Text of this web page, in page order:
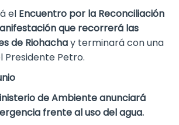
el Encuentro por la Reconciliación
que recorrerá las
de Riohachay terminará con una
Presidente Petro.
de Ambiente anunciará
frente al uso del agua.